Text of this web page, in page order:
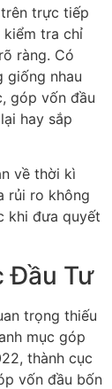
trực tiếp
tra chỉ
ràng. Có
giống nhau
góp vốn đầu
hay sắp
về thời kì
rủi ro không
khi đưa quyết
Đầu Tư
trọng thiếu
mục góp
thành cục
vốn đầu bốn